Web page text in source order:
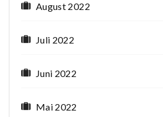
August 2022
Juli 2022
Juni 2022
Mai 2022